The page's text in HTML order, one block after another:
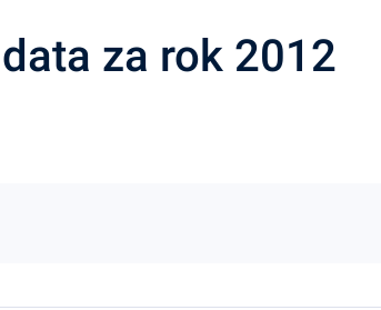
za rok 2012